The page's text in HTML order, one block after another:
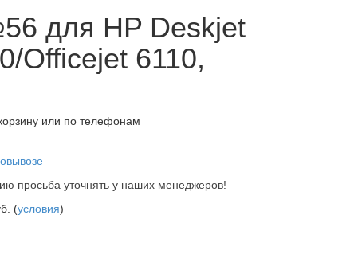
для HP Deskjet
Officejet 6110,
или по телефонам
просьба уточнять у наших менеджеров!
(условия)